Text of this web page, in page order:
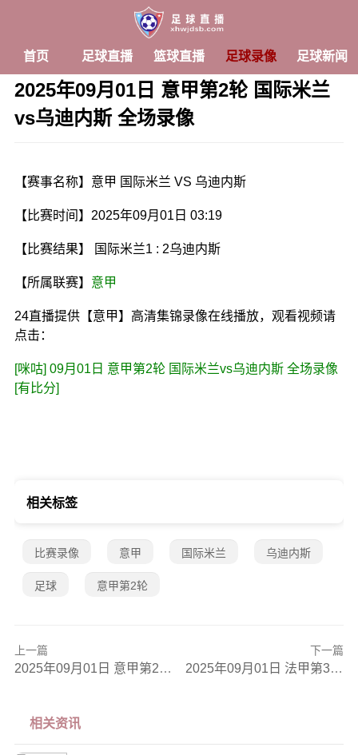
首页 足球直播 篮球直播 足球录像 足球新闻
2025年09月01日 意甲第2轮 国际米兰
vs乌迪内斯 全场录像
【赛事名称】意甲 国际米兰 VS 乌迪内斯
【比赛时间】2025年09月01日 03:19
【比赛结果】 国际米兰1 : 2乌迪内斯
【所属联赛】 意甲
24直播提供【意甲】高清集锦录像在线播放，观看视频请
点击：
[咪咕] 09月01日 意甲第2轮 国际米兰vs乌迪内斯 全场录像
[有比分]
相关标签
比赛录像 意甲 国际米兰 乌迪内斯
足球 意甲第2轮
上一篇
2025年09月01日 意甲第2轮 拉齐奥vs维罗纳 全场录像
下一篇
2025年09月01日 法甲第3轮 里昂vs马赛 全场录像
相关资讯